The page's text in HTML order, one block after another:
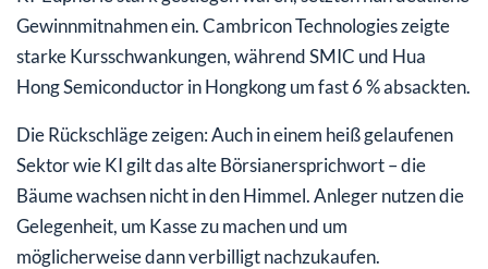
Gewinnmitnahmen ein. Cambricon Technologies zeigte
starke Kursschwankungen, während SMIC und Hua
Hong Semiconductor in Hongkong um fast 6 % absackten.
Die Rückschläge zeigen: Auch in einem heiß gelaufenen
Sektor wie KI gilt das alte Börsianersprichwort – die
Bäume wachsen nicht in den Himmel. Anleger nutzen die
Gelegenheit, um Kasse zu machen und um
möglicherweise dann verbilligt nachzukaufen.